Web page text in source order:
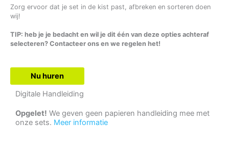
Zorg ervoor dat je set in de kist past, afbreken en sorteren doen
wij!
TIP: heb je je bedacht en wil je dit één van deze opties achteraf
selecteren? Contacteer ons en we regelen het!
Nu huren
Digitale Handleiding
Opgelet! We geven geen papieren handleiding mee met
onze sets. Meer informatie